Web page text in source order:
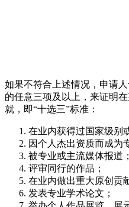
如果不符合上述情况，申请
的任意三项及以上，来证明
就，即“十选三”标准：
在业内获得过国家级别
因个人杰出资质而成为
被专业或主流媒体报道；
评审同行的作品；
在业内做出重大原创贡
发表专业学术论文；